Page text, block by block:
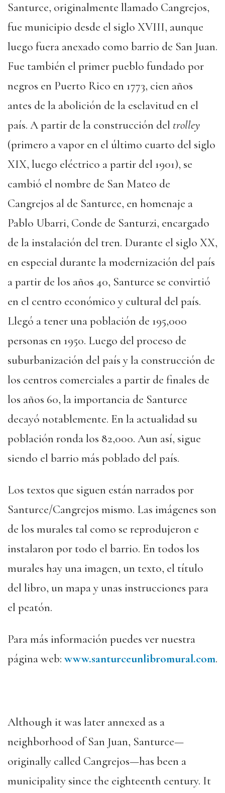
Santurce, originalmente llamado Cangrejos,
fue municipio desde el siglo XVIII, aunque
luego fuera anexado como barrio de San Juan.
Fue también el primer pueblo fundado por
negros en Puerto Rico en 1773, cien años
antes de la abolición de la esclavitud en el
país. A partir de la construcción del trolley
(primero a vapor en el último cuarto del siglo
XIX, luego eléctrico a partir del 1901), se
cambió el nombre de San Mateo de
Cangrejos al de Santurce, en homenaje a
Pablo Ubarri, Conde de Santurzi, encargado
de la instalación del tren. Durante el siglo XX,
en especial durante la modernización del país
a partir de los años 40, Santurce se convirtió
en el centro económico y cultural del país.
Llegó a tener una población de 195,000
personas en 1950. Luego del proceso de
suburbanización del país y la construcción de
los centros comerciales a partir de finales de
los años 60, la importancia de Santurce
decayó notablemente. En la actualidad su
población ronda los 82,000. Aun así, sigue
siendo el barrio más poblado del país.
Los textos que siguen están narrados por
Santurce/Cangrejos mismo. Las imágenes son
de los murales tal como se reprodujeron e
instalaron por todo el barrio. En todos los
murales hay una imagen, un texto, el título
del libro, un mapa y unas instrucciones para
el peatón.
Para más información puedes ver nuestra
página web:www.santurceunlibromural.com.
Although it was later annexed as a
neighborhood of San Juan, Santurce—
originally called Cangrejos—has been a
municipality since the eighteenth century. It